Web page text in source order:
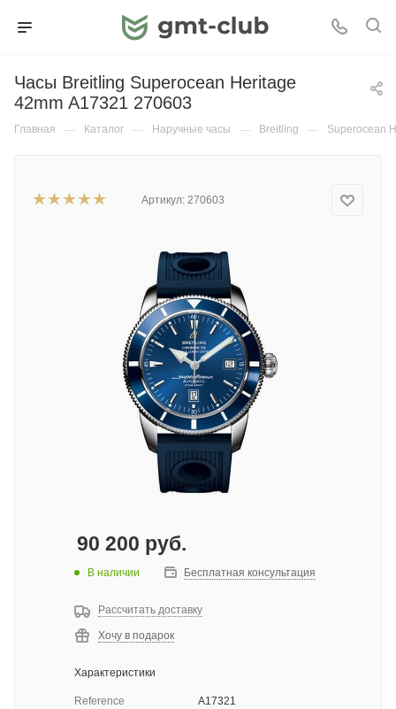
Часы Breitling Superocean Heritage
42mm A17321 270603
Главная — Каталог — Наручные часы — Breitling — Superocean
Артикул: 270603
90 200 руб.
В наличии Бесплатная консультация
Рассчитать доставку
Хочу в подарок
Характеристики
Reference
A17321